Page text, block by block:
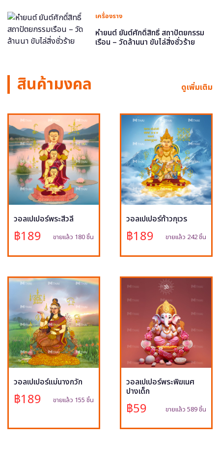
เครื่องราง
หำยนต์ ยันต์ศักดิ์สิทธิ์ สถาปัตยกรรม
เรือน – วัดล้านนา ขับไล่สิ่งชั่วร้าย
สินค้ามงคล ดูเพิ่มเติม
วอลเปเปอร์พระสีวลี
฿189 ขายแล้ว 180 ชิ้น
วอลเปเปอร์ท้าวกุเวร
฿189 ขายแล้ว 242 ชิ้น
วอลเปเปอร์แม่นางกวัก
฿189 ขายแล้ว 155 ชิ้น
วอลเปเปอร์พระพิฆเนศ
ปางเด็ก
฿59 ขายแล้ว 589 ชิ้น